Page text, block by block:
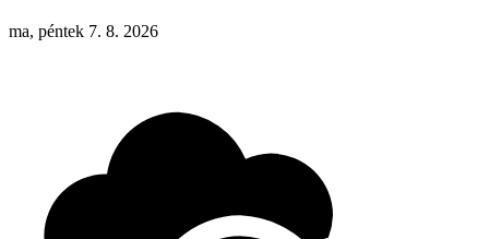
ma, péntek 7. 8. 2026